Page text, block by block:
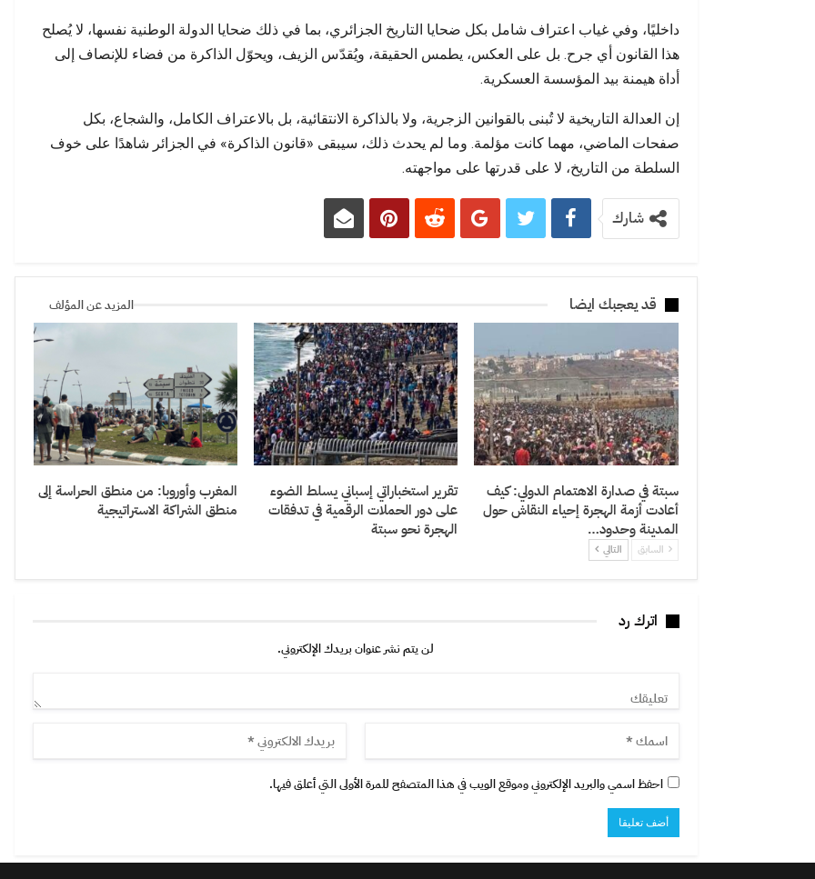
داخليًا، وفي غياب اعتراف شامل بكل ضحايا التاريخ الجزائري، بما في ذلك ضحايا الدولة الوطنية نفسها، لا يُصلح
هذا القانون أي جرح. بل على العكس، يطمس الحقيقة، ويُقدّس الزيف، ويحوّل الذاكرة من فضاء للإنصاف إلى
أداة هيمنة بيد المؤسسة العسكرية.
إن العدالة التاريخية لا تُبنى بالقوانين الزجرية، ولا بالذاكرة الانتقائية، بل بالاعتراف الكامل، والشجاع، بكل
صفحات الماضي، مهما كانت مؤلمة. وما لم يحدث ذلك، سيبقى «قانون الذاكرة» في الجزائر شاهدًا على خوف
السلطة من التاريخ، لا على قدرتها على مواجهته.
شارك
قد يعجبك ايضا المزيد عن المؤلف
سبتة في صدارة الاهتمام الدولي: كيف
أعادت أزمة الهجرة إحياء النقاش حول
المدينة وحدود…
تقرير استخباراتي إسباني يسلط الضوء
على دور الحملات الرقمية في تدفقات
الهجرة نحو سبتة
المغرب وأوروبا: من منطق الحراسة إلى
منطق الشراكة الاستراتيجية
السابق التالي
اترك رد
لن يتم نشر عنوان بريدك الإلكتروني.
احفظ اسمي والبريد الإلكتروني وموقع الويب في هذا المتصفح للمرة الأولى التي أعلق فيها.